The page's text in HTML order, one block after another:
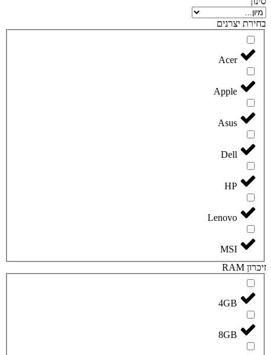
בחירת יצרנים
Acer
Apple
Asus
Dell
HP
Lenovo
MSI
זיכרון RAM
4GB
8GB